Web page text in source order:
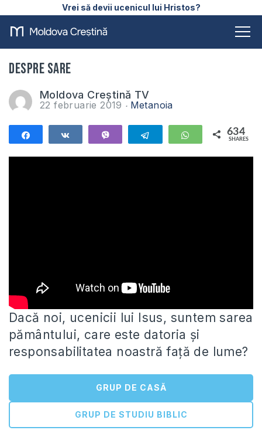
Vrei să devii ucenicul lui Hristos?
Despre sare
Moldova Creștină TV
22 februarie 2019 Metanoia
Telegram WhatsApp
634
SHARES
Dacă noi, ucenicii lui Isus, suntem sarea
pământului, care este datoria și
responsabilitatea noastră față de lume?
GRUP DE CASĂ
GRUP DE STUDIU BIBLIC